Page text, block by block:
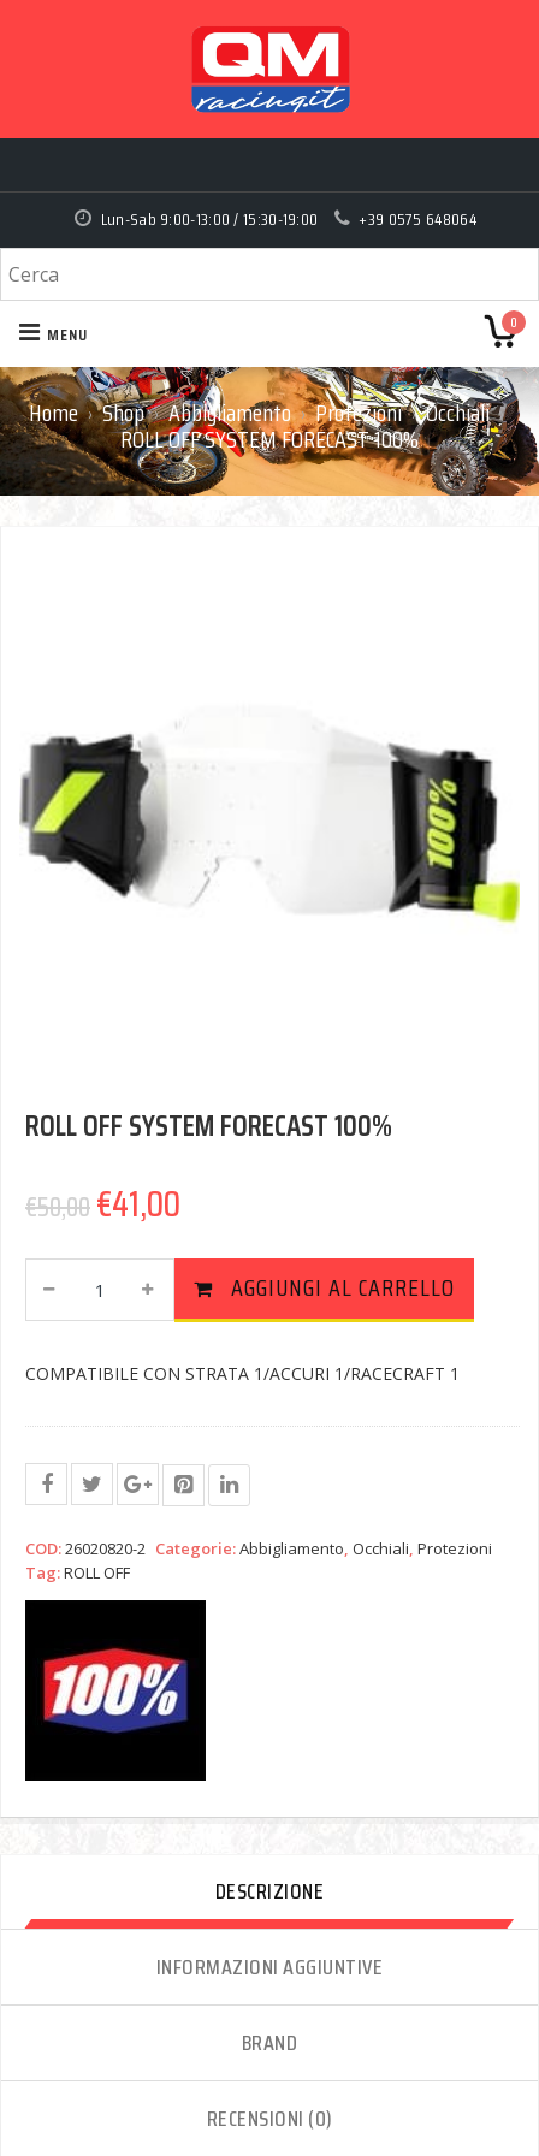
Lun-Sab 9:00-13:00 / 15:30-19:00 +39 0575 648064
0
MENU
Home › Shop › Abbigliamento › Protezioni › Occhiali ›
ROLL OFF SYSTEM FORECAST 100%
ROLL OFF SYSTEM FORECAST 100%
€50,00€41,00
SYSTEM
100%
AGGIUNGI AL CARRELLO
COMPATIBILE CON STRATA 1/ACCURI 1/RACECRAFT 1
COD:26020820-2 Categorie:Abbigliamento, Occhiali, Protezioni
Tag:ROLL OFF
DESCRIZIONE
INFORMAZIONI AGGIUNTIVE
BRAND
RECENSIONI (0)